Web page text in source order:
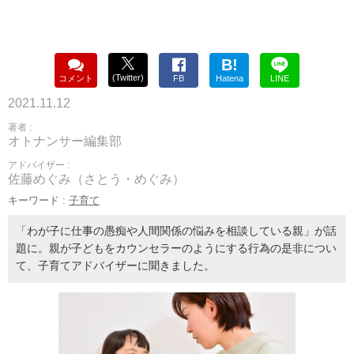
コメント (Twitter) FB
B!
Hatena LINE
2021.11.12
著者 :
オトナンサー編集部
アドバイザー :
佐藤めぐみ（さとう・めぐみ）
キーワード : 子育て
「わが子に仕事の愚痴や人間関係の悩みを相談している親」が話
題に。親が子どもをカウンセラーのようにする行為の是非につい
て、子育てアドバイザーに聞きました。